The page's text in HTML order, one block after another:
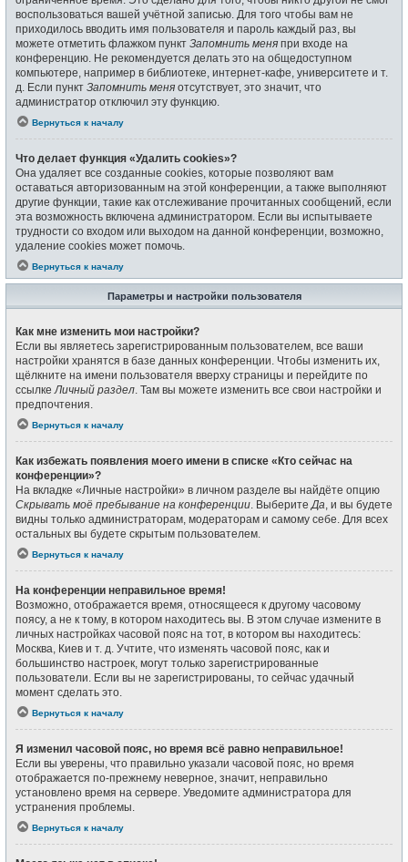
воспользоваться вашей учётной записью. Для того чтобы вам не
приходилось вводить имя пользователя и пароль каждый раз, вы
можете отметить флажком пункт Запомнить меня при входе на
конференцию. Не рекомендуется делать это на общедоступном
компьютере, например в библиотеке, интернет-кафе, университете и т.
д. Если пункт Запомнить меня отсутствует, это значит, что
администратор отключил эту функцию.
Вернуться к началу
Что делает функция «Удалить cookies»?
Она удаляет все созданные cookies, которые позволяют вам
оставаться авторизованным на этой конференции, а также выполняют
другие функции, такие как отслеживание прочитанных сообщений, если
эта возможность включена администратором. Если вы испытываете
трудности со входом или выходом на данной конференции, возможно,
удаление cookies может помочь.
Вернуться к началу
Параметры и настройки пользователя
Как мне изменить мои настройки?
Если вы являетесь зарегистрированным пользователем, все ваши
настройки хранятся в базе данных конференции. Чтобы изменить их,
щёлкните на имени пользователя вверху страницы и перейдите по
ссылкеЛичный раздел. Там вы можете изменить все свои настройки и
предпочтения.
Вернуться к началу
Как избежать появления моего имени в списке «Кто сейчас на
конференции»?
На вкладке «Личные настройки» в личном разделе вы найдёте опцию
Скрывать моё пребывание на конференции. ВыберитеДа, и вы будете
видны только администраторам, модераторам и самому себе. Для всех
остальных вы будете скрытым пользователем.
Вернуться к началу
На конференции неправильное время!
Возможно, отображается время, относящееся к другому часовому
поясу, а не к тому, в котором находитесь вы. В этом случае измените в
личных настройках часовой пояс на тот, в котором вы находитесь:
Москва, Киев и т. д. Учтите, что изменять часовой пояс, как и
большинство настроек, могут только зарегистрированные
пользователи. Если вы не зарегистрированы, то сейчас удачный
момент сделать это.
Вернуться к началу
Я изменил часовой пояс, но время всё равно неправильное!
Если вы уверены, что правильно указали часовой пояс, но время
отображается по-прежнему неверное, значит, неправильно
установлено время на сервере. Уведомите администратора для
устранения проблемы.
Вернуться к началу